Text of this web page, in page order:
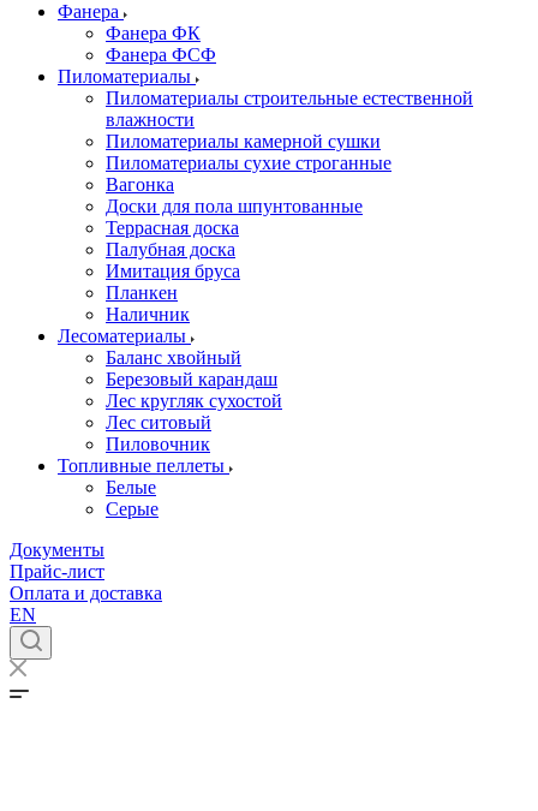
Фанера
Фанера ФК
Фанера ФСФ
Пиломатериалы
Пиломатериалы строительные естественной
влажности
Пиломатериалы камерной сушки
Пиломатериалы сухие строганные
Вагонка
Доски для пола шпунтованные
Террасная доска
Палубная доска
Имитация бруса
Планкен
Наличник
Лесоматериалы
Баланс хвойный
Березовый карандаш
Лес кругляк сухостой
Лес ситовый
Пиловочник
Топливные пеллеты
Белые
Серые
Документы
Прайс-лист
Оплата и доставка
EN